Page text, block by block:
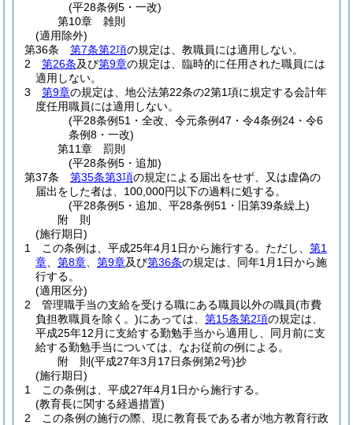
(平28条例5・一改)
第10章
雑則
(適用除外)
第36条
第7条第2項の規定は、教職員には適用しない。
2
第26条及び第9章の規定は、臨時的に任用された職員には
適用しない。
3
第9章の規定は、地公法第22条の2第1項に規定する会計年
度任用職員には適用しない。
(平28条例51・全改、令元条例47・令4条例24・令6
条例8・一改)
第11章
罰則
(平28条例5・追加)
第37条
第35条第3項の規定による届出をせず、又は虚偽の
届出をした者は、100,000円以下の過料に処する。
(平28条例5・追加、平28条例51・旧第39条繰上)
附 則
(施行期日)
1
この条例は、平成25年4月1日から施行する。 ただし、 第1
章
第8章 第9章及び第36条の規定は、同年1月1日から施
行する。
(適用区分)
2
管理職手当の支給を受ける職にある職員以外の職員(市費
負担教職員を除く。)にあっては、 第15条第2項の規定は、
平成25年12月に支給する勤勉手当から適用し、同月前に支
給する勤勉手当については、なお従前の例による。
附 則(平成27年3月17日条例第2号)抄
(施行期日)
1
この条例は、平成27年4月1日から施行する。
(教育長に関する経過措置)
2
この条例の施行の際、現に教育長である者が地方教育行政